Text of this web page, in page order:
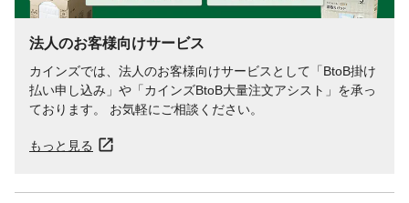
法人のお客様向けサービス
カインズでは、法人のお客様向けサービスとして「BtoB掛け
払い申し込み」や「カインズBtoB大量注文アシスト」を承っ
ております。 お気軽にご相談ください。
もっと見る